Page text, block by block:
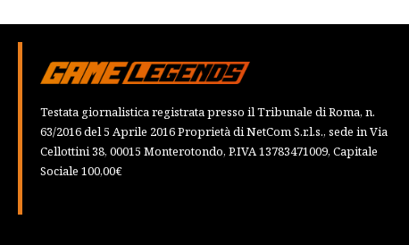
Testata giornalistica registrata presso il Tribunale di Roma, n.
63/2016 del 5 Aprile 2016 Proprietà di NetCom S.r.l.s., sede in Via
Cellottini 38, 00015 Monterotondo, P.IVA 13783471009, Capitale
Sociale 100,00€